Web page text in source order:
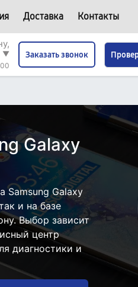
Доставка Контакты
▼
Заказать звонок
Galaxy
Samsung Galaxy
и на базе
Выбор зависит
центр
диагностики и